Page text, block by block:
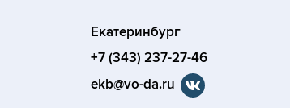
Екатеринбург
+7 (343) 237-27-46
ekb@vo-da.ru